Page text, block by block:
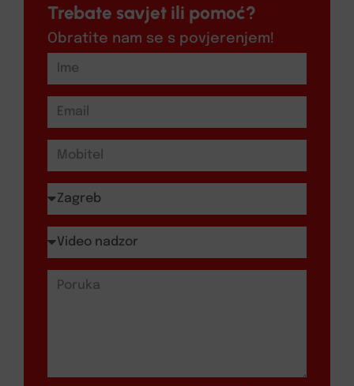
Trebate savjet ili pomoć?
Obratite nam se s povjerenjem!